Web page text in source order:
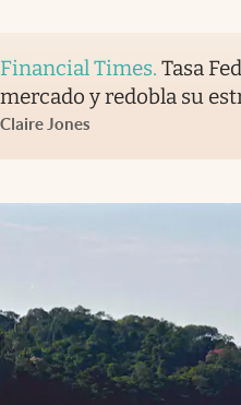
Financial Times. Tasa
mercado y redobla su
Claire Jones